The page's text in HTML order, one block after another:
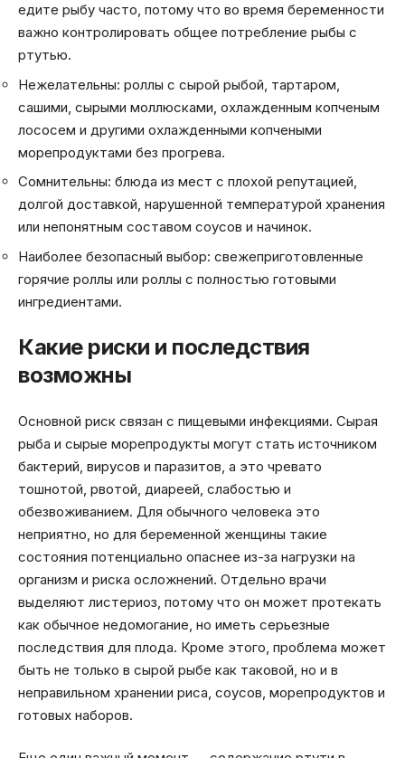
едите рыбу часто, потому что во время беременности
важно контролировать общее потребление рыбы с
ртутью.
Нежелательны: роллы с сырой рыбой, тартаром,
сашими, сырыми моллюсками, охлажденным копченым
лососем и другими охлажденными копчеными
морепродуктами без прогрева.
Сомнительны: блюда из мест с плохой репутацией,
долгой доставкой, нарушенной температурой хранения
или непонятным составом соусов и начинок.
Наиболее безопасный выбор: свежеприготовленные
горячие роллы или роллы с полностью готовыми
ингредиентами.
Какие риски и последствия
возможны
Основной риск связан с пищевыми инфекциями. Сырая
рыба и сырые морепродукты могут стать источником
бактерий, вирусов и паразитов, а это чревато
тошнотой, рвотой, диареей, слабостью и
обезвоживанием. Для обычного человека это
неприятно, но для беременной женщины такие
состояния потенциально опаснее из-за нагрузки на
организм и риска осложнений. Отдельно врачи
выделяют листериоз, потому что он может протекать
как обычное недомогание, но иметь серьезные
последствия для плода. Кроме этого, проблема может
быть не только в сырой рыбе как таковой, но и в
неправильном хранении риса, соусов, морепродуктов и
готовых наборов.